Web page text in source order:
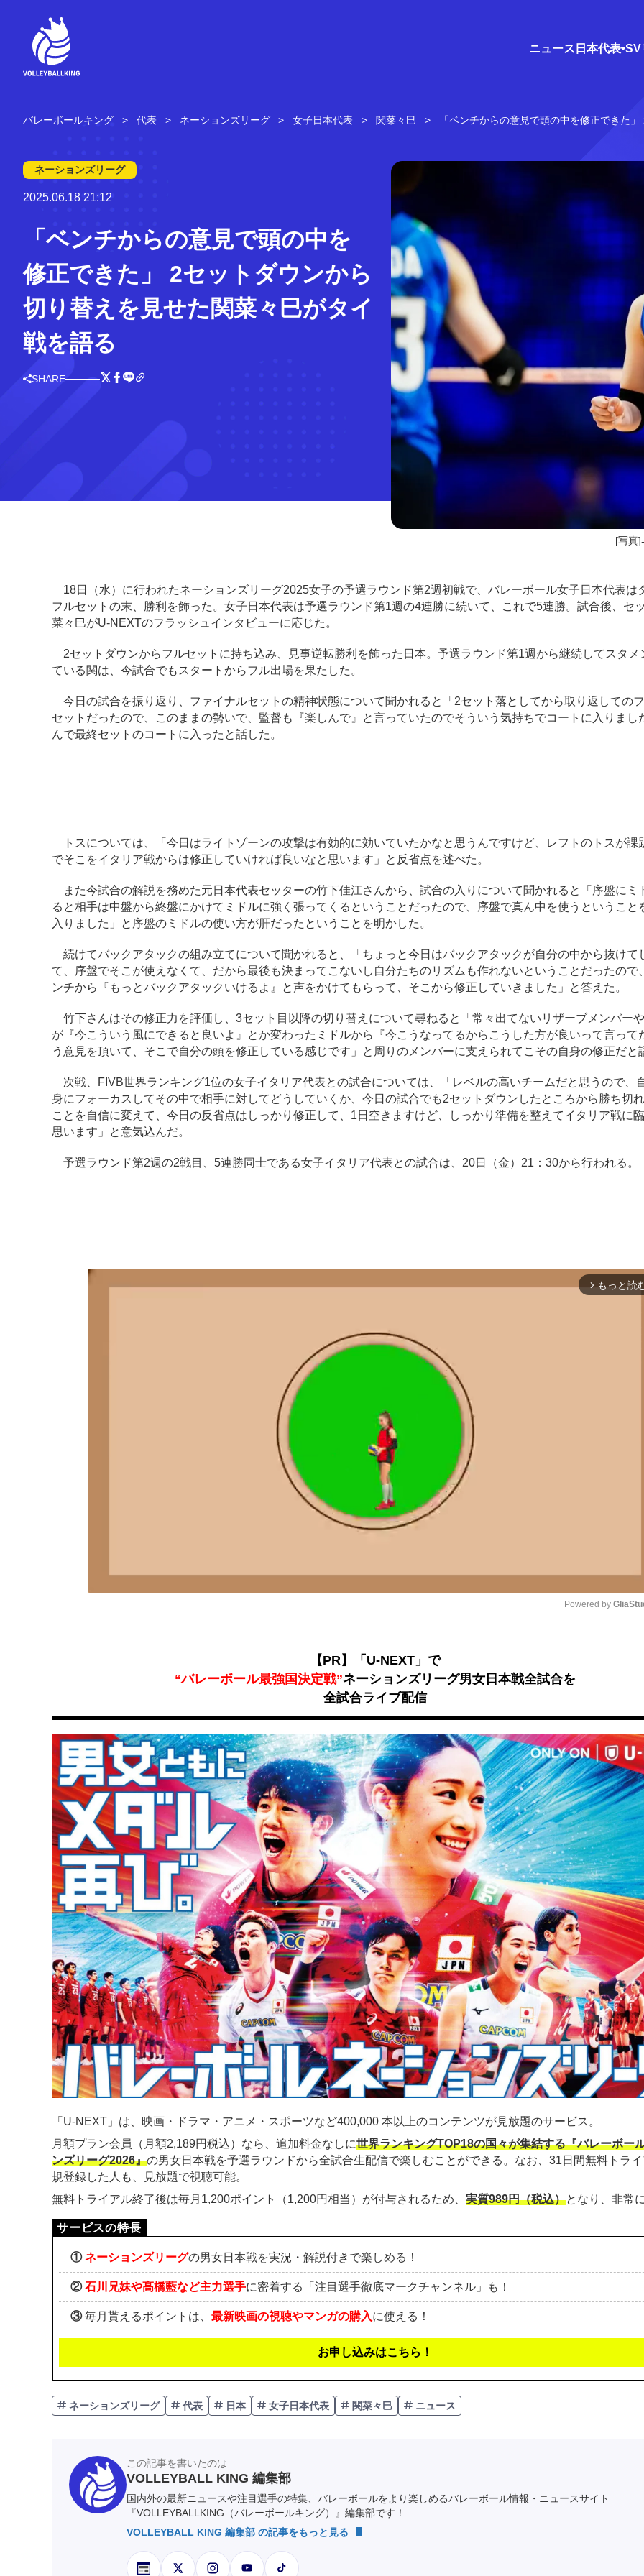
ニュース 日本代表 SV
バレーボールキング 代表 ネーションズリーグ 女子日本代表 関菜々巳 「ベンチからの意見で頭の中を修正できた
ネーションズリーグ
2025.06.18 21:12
「ベンチからの意見で頭の中を
修正できた」 2セットダウンから
切り替えを見せた関菜々巳がタイ
戦を語る
SHARE
[写真
18日（水）に行われたネーションズリーグ2025女子の予選ラウンド第2週初戦で、バレーボール女子日本代表は
フルセットの末、勝利を飾った。女子日本代表は予選ラウンド第1週の4連勝に続いて、これで5連勝。試合後、セ
菜々巳がU-NEXTのフラッシュインタビューに応じた。
2セットダウンからフルセットに持ち込み、見事逆転勝利を飾った日本。予選ラウンド第1週から継続してスタメ
ている関は、今試合でもスタートからフル出場を果たした。
今日の試合を振り返り、ファイナルセットの精神状態について聞かれると「2セット落としてから取り返しての
セットだったので、このままの勢いで、監督も『楽しんで』と言っていたのでそういう気持ちでコートに入りまし
んで最終セットのコートに入ったと話した。
トスについては、「今日はライトゾーンの攻撃は有効的に効いていたかなと思うんですけど、レフトのトスが課
でそこをイタリア戦からは修正していければ良いなと思います」と反省点を述べた。
また今試合の解説を務めた元日本代表セッターの竹下佳江さんから、試合の入りについて聞かれると「序盤にミ
ると相手は中盤から終盤にかけてミドルに強く張ってくるということだったので、序盤で真ん中を使うということ
入りました」と序盤のミドルの使い方が肝だったということを明かした。
続けてバックアタックの組み立てについて聞かれると、「ちょっと今日はバックアタックが自分の中から抜けて
て、序盤でそこが使えなくて、だから最後も決まってこないし自分たちのリズムも作れないということだったので
ンチから『もっとバックアタックいけるよ』と声をかけてもらって、そこから修正していきました」と答えた。
竹下さんはその修正力を評価し、3セット目以降の切り替えについて尋ねると「常々出てないリザーブメンバー
が『今こういう風にできると良いよ』とか変わったミドルから『今こうなってるからこうした方が良いって言って
う意見を頂いて、そこで自分の頭を修正している感じです」と周りのメンバーに支えられてこその自身の修正だと
次戦、FIVB世界ランキング1位の女子イタリア代表との試合については、「レベルの高いチームだと思うので、
身にフォーカスしてその中で相手に対してどうしていくか、今日の試合でも2セットダウンしたところから勝ち切
ことを自信に変えて、今日の反省点はしっかり修正して、1日空きますけど、しっかり準備を整えてイタリア戦に
思います」と意気込んだ。
予選ラウンド第2週の2戦目、5連勝同士である女子イタリア代表との試合は、20日（金）21：30から行われる。
arrow_forward_ios もっと読
Powered by
【PR】「U-NEXT」で
“バレーボール最強国決定戦”ネーションズリーグ男女日本戦全試合を
全試合ライブ配信
「U-NEXT」は、映画・ドラマ・アニメ・スポーツなど400,000 本以上のコンテンツが見放題のサービス。
月額プラン会員（月額2,189円税込）なら、追加料金なしに世界ランキングTOP18の国々が集結する『バレーボー
ンズリーグ2026』の男女日本戦を予選ラウンドから全試合生配信で楽しむことができる。なお、31日間無料トラ
規登録した人も、見放題で視聴可能。
無料トライアル終了後は毎月1,200ポイント（1,200円相当）が付与されるため、 実質989円（税込）となり、非常
① ネーションズリーグの男女日本戦を実況・解説付きで楽しめる！
② 石川兄妹や髙橋藍など主力選手に密着する「注目選手徹底マークチャンネル」も！
③毎月貰えるポイントは、 最新映画の視聴やマンガの購入に使える！
お申し込みはこちら！
ネーションズリーグ 代表 日本 女子日本代表 関菜々巳 ニュース
この記事を書いたのは
VOLLEYBALL KING 編集部
国内外の最新ニュースや注目選手の特集、バレーボールをより楽しめるバレーボール情報・ニュースサイト
『VOLLEYBALLKING（バレーボールキング）』編集部です！
VOLLEYBALL KING 編集部 の記事をもっと見る